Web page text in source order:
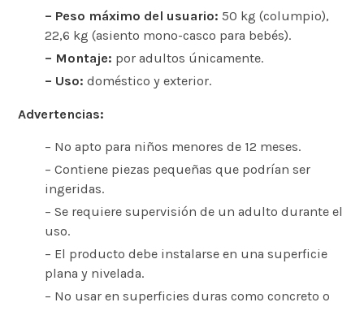
– Peso máximo del usuario: 50 kg (columpio),
22,6 kg (asiento mono-casco para bebés).
– Montaje: por adultos únicamente.
– Uso: doméstico y exterior.
Advertencias:
– No apto para niños menores de 12 meses.
– Contiene piezas pequeñas que podrían ser
ingeridas.
– Se requiere supervisión de un adulto durante el
uso.
– El producto debe instalarse en una superficie
plana y nivelada.
– No usar en superficies duras como concreto o